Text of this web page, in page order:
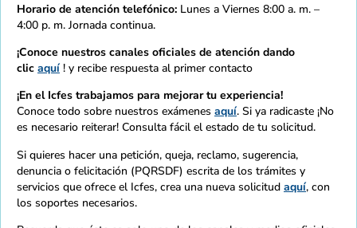
Horario de atención telefónico: Lunes a Viernes 8:00 a. m. –
4:00 p. m. Jornada continua.
¡Conoce nuestros canales oficiales de atención dando
clic aquí ! y recibe respuesta al primer contacto
¡En el Icfes trabajamos para mejorar tu experiencia!
Conoce todo sobre nuestros exámenes aquí. Si ya radicaste ¡No
es necesario reiterar! Consulta fácil el estado de tu solicitud.
Si quieres hacer una petición, queja, reclamo, sugerencia,
denuncia o felicitación (PQRSDF) escrita de los trámites y
servicios que ofrece el Icfes, crea una nueva solicitud aquí, con
los soportes necesarios.